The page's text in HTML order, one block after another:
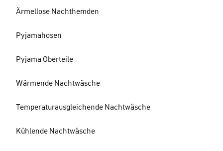
Ärmellose Nachthemden
Pyjamahosen
Pyjama Oberteile
Wärmende Nachtwäsche
Temperaturausgleichende Nachtwäsche
Kühlende Nachtwäsche